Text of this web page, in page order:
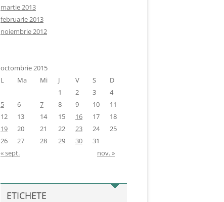
martie 2013
februarie 2013
noiembrie 2012
octombrie 2015
L
Ma Mi J V S
D
1
2 3
4
5
6 7 8 9 10
11
12
13 14 15 16 17
18
19
20 21 22 23 24
25
26
27 28 29 30
31
« sept.
nov. »
ETICHETE